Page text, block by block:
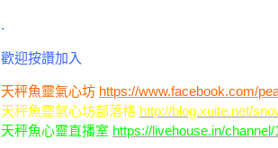
.
歡迎按讚加入
天秤魚靈氣心坊 https://www.facebook.com/
天秤魚靈氣心坊部落格 http://blog.xuite.net/
天秤魚心靈直播室 https://livehouse.in/channel/